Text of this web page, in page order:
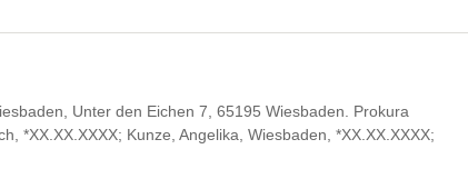
Unter den Eichen 7, 65195 Wiesbaden. Prokura
*XX.XX.XXXX; Kunze, Angelika, Wiesbaden, *XX.XX.XXXX;